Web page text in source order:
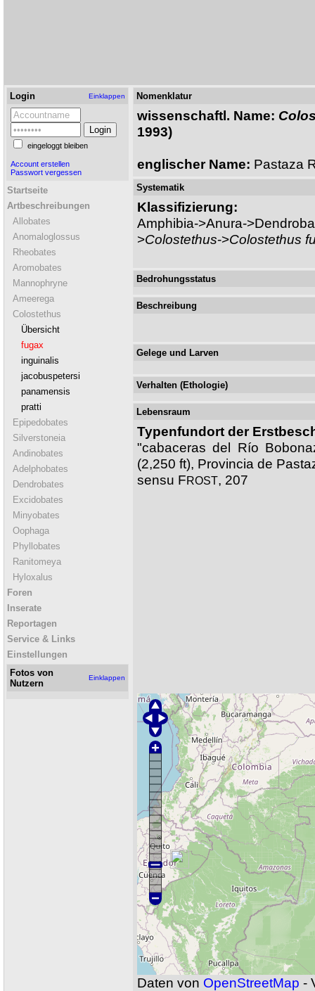
Login Einklappen
eingeloggt bleiben
Account erstellen
Passwort vergessen
Startseite
Artbeschreibungen
Allobates
Anomaloglossus
Rheobates
Aromobates
Mannophryne
Ameerega
Colostethus
Übersicht
fugax
inguinalis
jacobuspetersi
panamensis
pratti
Epipedobates
Silverstoneia
Andinobates
Adelphobates
Dendrobates
Excidobates
Minyobates
Oophaga
Phyllobates
Ranitomeya
Hyloxalus
Foren
Inserate
Reportagen
Service & Links
Einstellungen
Fotos von
Nutzern
Einklappen
Nomenklatur
wissenschaftl. Name:
1993)
englischer Name: Pastaza
Systematik
Klassifizierung:
Amphibia->Anura-
>Colostethus->Colostethus
Bedrohungsstatus
Beschreibung
Gelege und Larven
Verhalten (Ethologie)
Lebensraum
Typenfundort der
"cabaceras del Río
(2,250 ft), Provincia de
sensu FROST, 207
Daten von OpenStreetMap -